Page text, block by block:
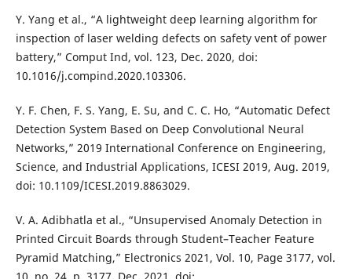
Y. Yang et al., “A lightweight deep learning algorithm for
inspection of laser welding defects on safety vent of power
battery,” Comput Ind, vol. 123, Dec. 2020, doi:
10.1016/j.compind.2020.103306.
Y. F. Chen, F. S. Yang, E. Su, and C. C. Ho, “Automatic Defect
Detection System Based on Deep Convolutional Neural
Networks,” 2019 International Conference on Engineering,
Science, and Industrial Applications, ICESI 2019, Aug. 2019,
doi: 10.1109/ICESI.2019.8863029.
V. A. Adibhatla et al., “Unsupervised Anomaly Detection in
Printed Circuit Boards through Student–Teacher Feature
Pyramid Matching,” Electronics 2021, Vol. 10, Page 3177, vol.